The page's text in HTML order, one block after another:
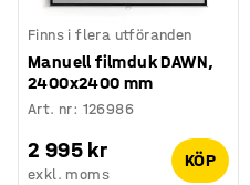
Finns i flera utföranden
Manuell filmduk DAWN,
2400x2400 mm
Art. nr: 126986
2 995 kr
exkl. moms
KÖP